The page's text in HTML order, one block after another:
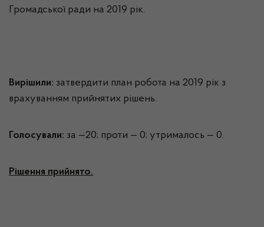
Громадської ради на 2019 рік.
Вирішили: затвердити план робота на 2019 рік з
врахуванням прийнятих рішень.
Голосували: за —20; проти — 0; утрималось — 0.
Рішення прийнято.